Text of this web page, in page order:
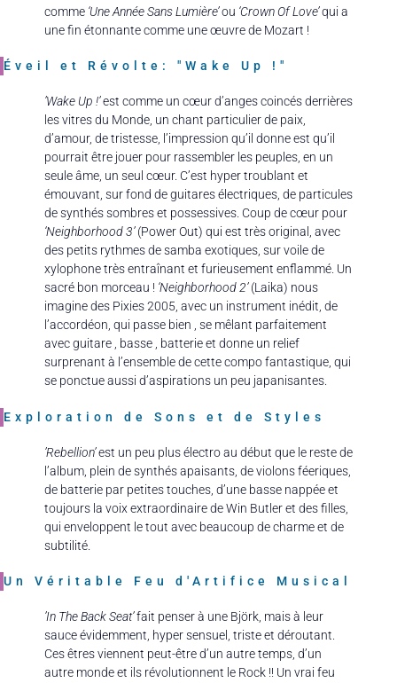
comme ‘Une Année Sans Lumière’ou ‘Crown Of Love’qui a
une fin étonnante comme une œuvre de Mozart !
Éveil et Révolte: "Wake Up !"
’Wake Up !’est comme un cœur d’anges coincés derrières
les vitres du Monde, un chant particulier de paix,
d’amour, de tristesse, l’impression qu’il donne est qu’il
pourrait être jouer pour rassembler les peuples, en un
seule âme, un seul cœur. C’est hyper troublant et
émouvant, sur fond de guitares électriques, de particules
de synthés sombres et possessives. Coup de cœur pour
‘Neighborhood 3’(Power Out) qui est très original, avec
des petits rythmes de samba exotiques, sur voile de
xylophone très entraînant et furieusement enflammé. Un
sacré bon morceau ! ‘Neighborhood 2’(Laika) nous
imagine des Pixies 2005, avec un instrument inédit, de
l’accordéon, qui passe bien , se mêlant parfaitement
avec guitare , basse , batterie et donne un relief
surprenant à l’ensemble de cette compo fantastique, qui
se ponctue aussi d’aspirations un peu japanisantes.
Exploration de Sons et de Styles
’Rebellion’est un peu plus électro au début que le reste de
l’album, plein de synthés apaisants, de violons féeriques,
de batterie par petites touches, d’une basse nappée et
toujours la voix extraordinaire de Win Butler et des filles,
qui enveloppent le tout avec beaucoup de charme et de
subtilité.
Un Véritable Feu d'Artifice Musical
’In The Back Seat’fait penser à une Björk, mais à leur
sauce évidemment, hyper sensuel, triste et déroutant.
Ces êtres viennent peut-être d’un autre temps, d’un
autre monde et ils révolutionnent le Rock !! Un vrai feu